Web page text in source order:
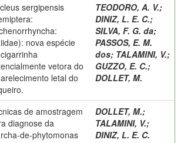
sergipensis
nova espécie
vetora do
letal do
TEODORO, A. V.;
DINIZ, L. E. C.;
SILVA, F. G. da;
PASSOS, E. M.
dos; TALAMINI, V.;
GUZZO, E. C.;
DOLLET, M.
de amostragem
diagnose da
de-phytomonas
DOLLET, M.;
TALAMINI, V.;
DINIZ, L. E. C.